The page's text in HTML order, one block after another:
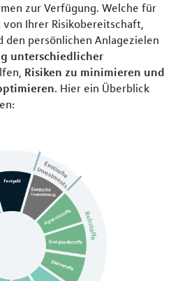
zur Verfügung. Welche für
Ihrer Risikobereitschaft,
den persönlichen Anlagezielen
unterschiedlicher
Risiken zu minimieren und
. Hier ein Überblick